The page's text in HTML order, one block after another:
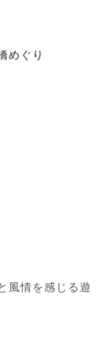
めぐり
風情を感じる遊